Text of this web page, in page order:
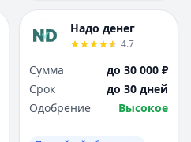
Надо денег
4.7
Сумма
до 30 000 ₽
Срок
до 30 дней
Одобрение
Высокое